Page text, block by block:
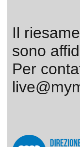
Il
sono
Per